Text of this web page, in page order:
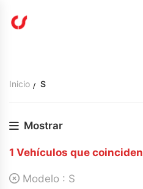
Inicio S
Mostrar
1 Vehículos que coinciden
Modelo : S